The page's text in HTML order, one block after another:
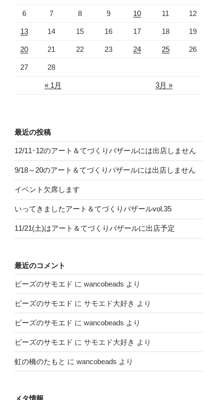
« 1月 3月 »
6 7 8 9 10 11 12
13 14 15 16 17 18 19
20 21 22 23 24 25 26
27 28
最近の投稿
12/11･12のアート＆てづくりバザールには出店しません
9/18～20のアート＆てづくりバザールには出店しません
イベント欠席します
いってきましたアート＆てづくりバザールvol.35
11/21(土)はアート＆てづくりバザールに出店予定
最近のコメント
ビーズのサモエド に wancobeads より
ビーズのサモエド に サモエド大好き より
ビーズのサモエド に wancobeads より
ビーズのサモエド に サモエド大好き より
虹の橋のたもと に wancobeads より